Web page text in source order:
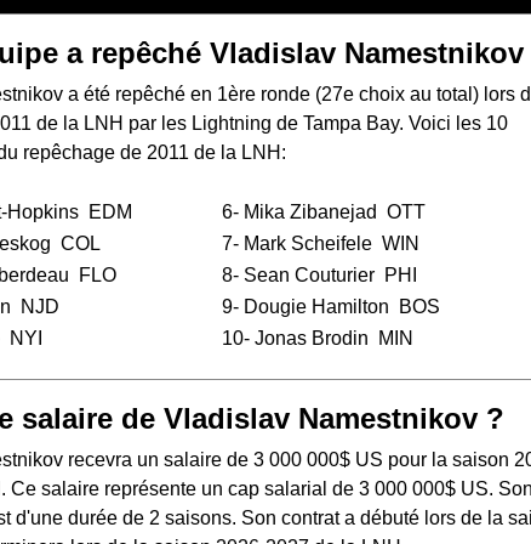
a repêché Vladislav Namestnikov
a été repêché en 1ère ronde (27e choix au total) lors
de la LNH par les Lightning de Tampa Bay. Voici les 10
repêchage de 2011 de la LNH:
Hopkins EDM
COL
FLO
NJD
NYI
6- Mika Zibanejad
OTT
7- Mark Scheifele WIN
8- Sean Couturier PHI
9- Dougie Hamilton
BOS
10-Jonas Brodin MIN
salaire de Vladislav Namestnikov ?
recevra un salaire de 3 000 000$ US pour la saison
Ce salaire représente un cap salarial de 3 000 000$ US. Son
d'une durée de 2 saisons. Son contrat a débuté lors de la